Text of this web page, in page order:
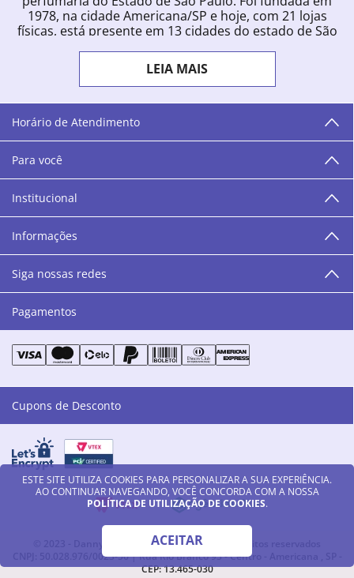
ESTE SITE UTILIZA COOKIES PARA PERSONALIZAR A SUA EXPERIÊNCIA.
AO CONTINUAR NAVEGANDO, VOCÊ CONCORDA COM A NOSSA
POLÍTICA DE UTILIZAÇÃO DE COOKIES.
ACEITAR
1978, na cidade Americana/SP e hoje, com 21 lojas
físicas, está presente em 13 cidades do estado de São
começou a vender para todo o território brasileiro.
Com uma infinidade de marcas e a filosofia de vender
produtos que vão do popular ao luxo, a Danny
Cosméticos mantém parceria com aproximadamente
300 grandes fornecedores e lançamentos diários na
área de beleza. São 12 centros técnicos que oferecem
programação semanal de cursos e encontros.
“O varejo corre nas nossas veias como nossos valores
humanos, éticos e morais. E que o branco e o azul anil,
as cores da Danny Cosméticos, possam continuar
transmitindo paz e harmonia para todos vocês!”
LEIA MAIS
Horário de Atendimento
Para você
Institucional
Informações
Siga nossas redes
Pagamentos
Cupons de Desconto
© 2023 - Danny Cosméticos LTDA - Todos os direitos reservados
CNPJ: 50.028.976/0023-56 | Rua Rio Branco 93 - Centro - Americana , SP -
CEP: 13.465-030